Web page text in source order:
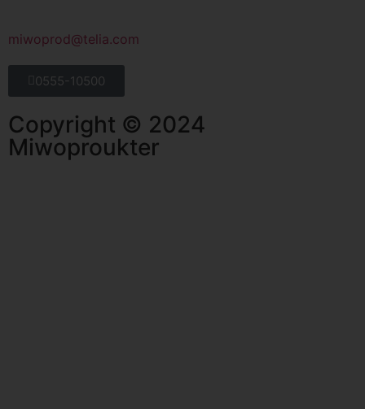
miwoprod@telia.com
0555-10500
Copyright © 2024
Miwoproukter